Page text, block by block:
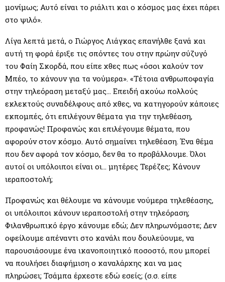
μονίμως; Αυτό είναι το ριάλιτι και ο κόσμος μας έχει πάρει
στο ψιλό».
Λίγα λεπτά μετά, ο Γιώργος Λιάγκας επανήλθε ξανά και
αυτή τη φορά έριξε τις σπόντες του στην πρώην σύζυγό
του Φαίη Σκορδά, που είπε χθες πως «όσοι καλούν τον
Μπέο, το κάνουν για τα νούμερα». «Τέτοια ανθρωποφαγία
στην τηλεόραση μεταξύ μας… Επειδή ακούω πολλούς
εκλεκτούς συναδέλφους από χθες, να κατηγορούν κάποιες
εκπομπές, ότι επιλέγουν θέματα για την τηλεθέαση,
προφανώς! Προφανώς και επιλέγουμε θέματα, που
αφορούν στον κόσμο. Αυτό σημαίνει τηλεθέαση. Ένα θέμα
που δεν αφορά τον κόσμο, δεν θα το προβάλλουμε. Όλοι
αυτοί οι υπόλοιποι είναι οι… μητέρες Τερέζες; Κάνουν
ιεραποστολή;
Προφανώς και θέλουμε να κάνουμε νούμερα τηλεθέασης,
οι υπόλοιποι κάνουν ιεραποστολή στην τηλεόραση;
Φιλανθρωπικό έργο κάνουμε εδώ; Δεν πληρωνόμαστε; Δεν
οφείλουμε απέναντι στο κανάλι που δουλεύουμε, να
παρουσιάσουμε ένα ικανοποιητικό ποσοστό, που μπορεί
να πουλήσει διαφήμιση ο καναλάρχης και να μας
πληρώσει; Τσάμπα έρχεστε εδώ εσείς; (σ.σ. είπε